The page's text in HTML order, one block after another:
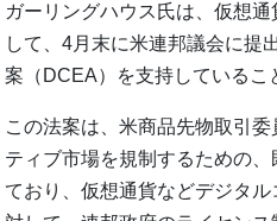
ガーリングハウス氏は、仮想
して、4月末に米連邦議会に提
案（DCEA）を支持しているこ
この法案は、米商品先物取引
ティブ市場を規制するための
ており、仮想通貨などデジタ